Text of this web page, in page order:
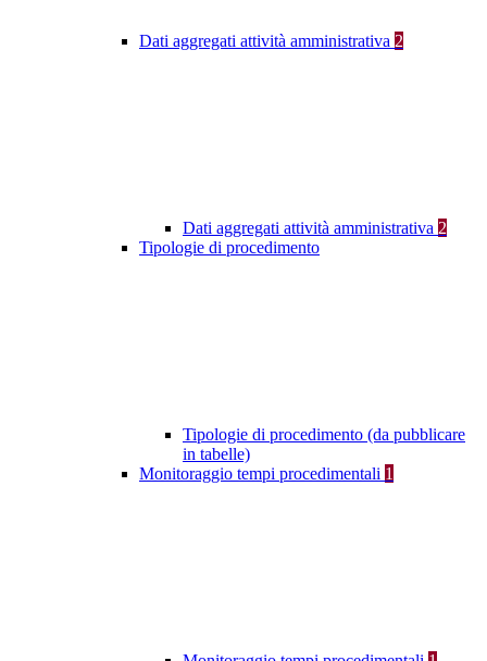
Dati aggregati attività amministrativa 2
Dati aggregati attività amministrativa 2
Tipologie di procedimento
Tipologie di procedimento (da pubblicare
in tabelle)
Monitoraggio tempi procedimentali 1